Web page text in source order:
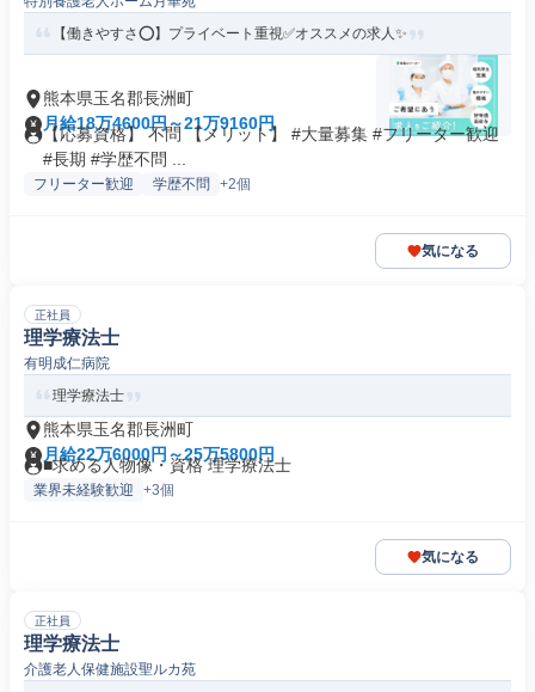
【働きやすさ⭕️】プライベート重視✅️オススメの求人✨
熊本県玉名郡長洲町
月給18万4600円～21万9160円
【応募資格】 不問 【メリット】 #大量募集 #フリーター歓迎
#長期 #学歴不問 ...
フリーター歓迎 学歴不問 +2個
気になる
正社員
理学療法士
有明成仁病院
理学療法士
熊本県玉名郡長洲町
月給22万6000円～25万5800円
■求める人物像・資格 理学療法士
業界未経験歓迎 +3個
気になる
正社員
理学療法士
介護老人保健施設聖ルカ苑